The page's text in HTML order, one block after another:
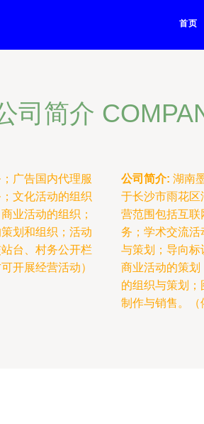
首页
司简介
广告国内代理服
文化活动的组织
业活动的组织；
划和组织；活动
台、村务公开栏
开展经营活动）
公司简介: 湖南
于长沙市雨花
营范围包括互联
务；学术交流活
与策划；导向标
商业活动的策划
的组织与策划
制作与销售。（